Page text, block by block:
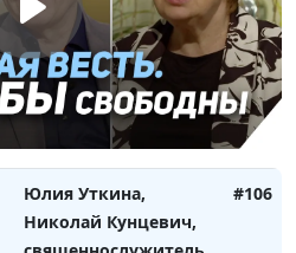
Елена Варнавская
Юлия Уткина, Николай
Кунцевич,
священнослужитель и
Елена Варнавская
#107
Юлия Уткина,
Николай Кунцевич,
#106